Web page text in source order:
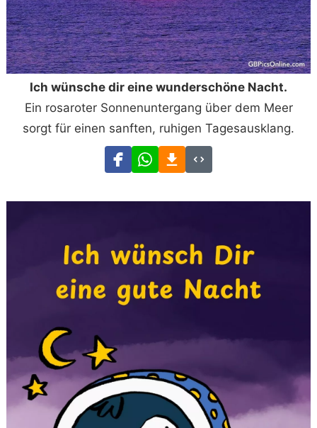
Ich wünsche dir eine wunderschöne Nacht.
Ein rosaroter Sonnenuntergang über dem Meer
sorgt für einen sanften, ruhigen Tagesausklang.